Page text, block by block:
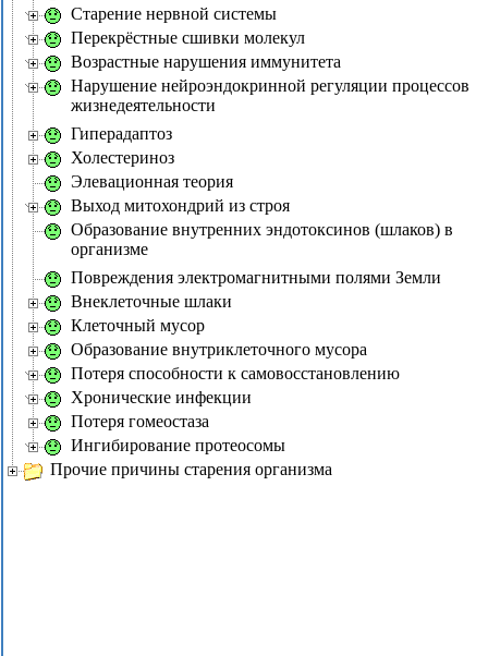
Старение нервной системы
Перекрёстные сшивки молекул
Возрастные нарушения иммунитета
Нарушение нейроэндокринной регуляции процессов
жизнедеятельности
Гиперадаптоз
Холестериноз
Элевационная теория
Выход митохондрий из строя
Образование внутренних эндотоксинов (шлаков) в
организме
Повреждения электромагнитными полями Земли
Внеклеточные шлаки
Клеточный мусор
Образование внутриклеточного мусора
Потеря способности к самовосстановлению
Хронические инфекции
Потеря гомеостаза
Ингибирование протеосомы
Прочие причины старения организма